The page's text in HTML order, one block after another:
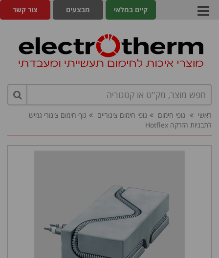
צור קשר מבצעים קיים במלאי
ראשי גופי חימום גופי חימום צינוריים
גוף חימום צינורי גמיש
לתבניות הזרקה Hotflex